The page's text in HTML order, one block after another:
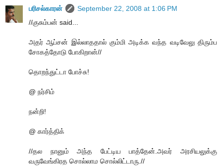
பரிசல்காரன்
September 22, 2008 at 1:06 PM
//குசும்பன் said...
அதர் ஆப்சன் இல்லாததால் கும்மி அடிக்க வந்த வடிவேலு திரும்ப
சோகத்தோடு போகிறான்//
தொறந்துட்டா போச்சு!
@ நர்சிம்
நன்றி!
@ கார்த்திக்
//தல நானும் அந்த பேட்டிய பாத்தேன்.அவர் அரசியலுக்கு
வருவேங்கிரத சொல்லாம சொல்லிட்டாரு.//